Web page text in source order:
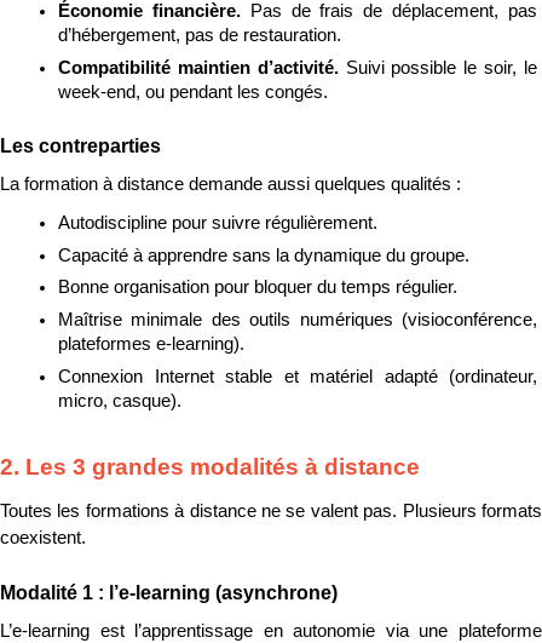
Économie financière.
Pas de frais de déplacement, pas
d’hébergement, pas de restauration.
Compatibilité maintien d’activité. Suivi possible le soir, le
week-end, ou pendant les congés.
Les contreparties
La formation à distance demande aussi quelques qualités :
Autodiscipline pour suivre régulièrement.
Capacité à apprendre sans la dynamique du groupe.
Bonne organisation pour bloquer du temps régulier.
Maîtrise minimale des outils numériques (visioconférence,
plateformes e-learning).
Connexion Internet stable et matériel adapté (ordinateur,
micro, casque).
2. Les 3 grandes modalités à distance
Toutes les formations à distance ne se valent pas. Plusieurs formats
coexistent.
Modalité 1 : l’e-learning (asynchrone)
L’e-learning est l’apprentissage en autonomie via une plateforme